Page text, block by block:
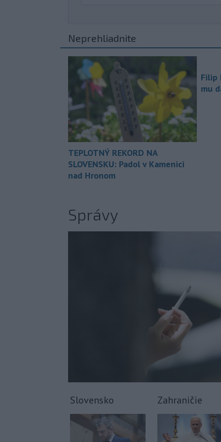
Neprehliadnite
TEPLOTNÝ REKORD NA
SLOVENSKU: Padol v Kamenici
nad Hronom
Filip
mu
Správy
Slovensko Zahraničie